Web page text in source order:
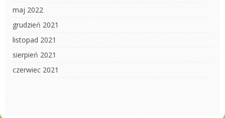
maj 2022
grudzień 2021
listopad 2021
sierpień 2021
czerwiec 2021